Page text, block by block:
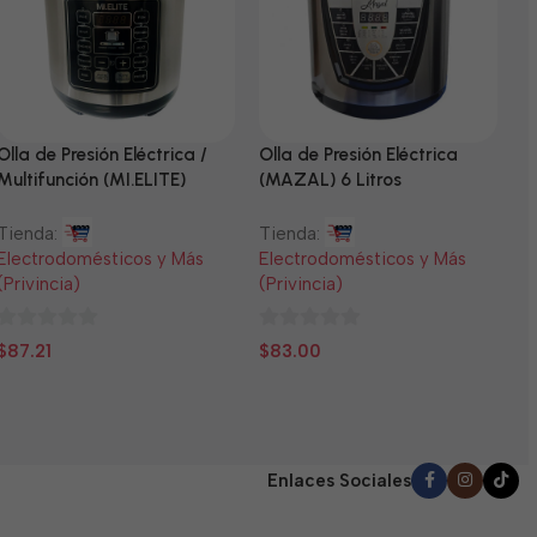
de Presión Eléctrica /
(MI.ELITE)
y Más
87.21
Olla de Presión Eléctrica
(MAZAL) 6 Litros
Tienda:
Electrodomésticos y Más
(Privincia)
0
$83.00
Enlaces Sociales